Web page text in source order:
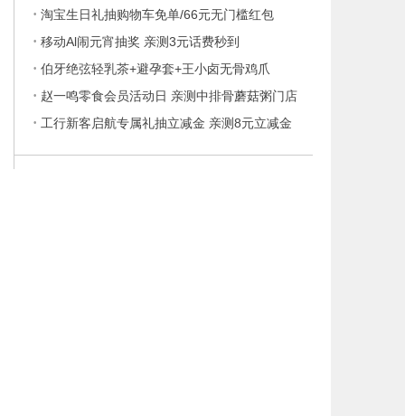
· 淘宝生日礼抽购物车免单/66元无门槛红包
· 移动Al闹元宵抽奖 亲测3元话费秒到
· 伯牙绝弦轻乳茶+避孕套+王小卤无骨鸡爪
· 赵一鸣零食会员活动日 亲测中排骨蘑菇粥门店
· 工行新客启航专属礼抽立减金 亲测8元立减金